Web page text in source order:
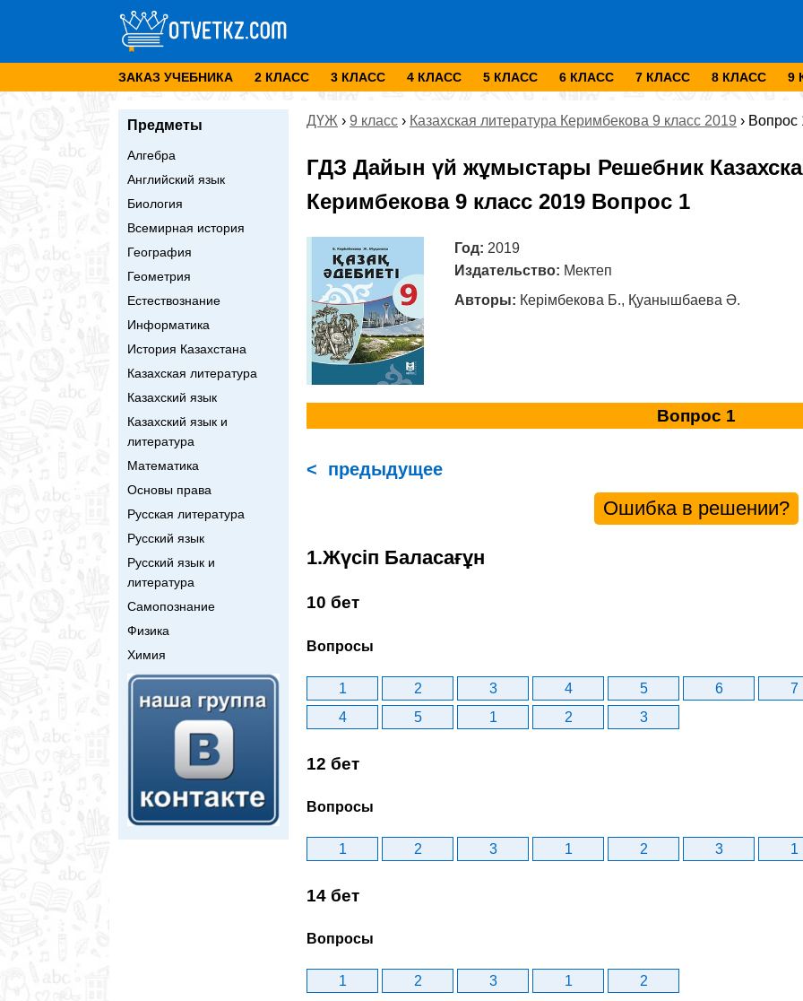
ЗАКАЗ УЧЕБНИКА 2 КЛАСС 3 КЛАСС 4 КЛАСС 5 КЛАСС 6 КЛАСС 7 КЛАСС 8 КЛАСС 9
Предметы
Алгебра
Английский язык
Биология
Всемирная история
География
Геометрия
Естествознание
Информатика
История Казахстана
Казахская литература
Казахский язык
Казахский язык и
литература
Математика
Основы права
Русская литература
Русский язык
Русский язык и
литература
Самопознание
Физика
Химия
ДҮЖ › 9 класс › Казахская литература Керимбекова 9 класс 2019 › Вопрос
ГДЗ Дайын үй жұмыстары Решебник
Керимбекова 9 класс 2019 Вопрос 1
Год: 2019
Издательство: Мектеп
Авторы: Керімбекова Б., Қуанышбаева Ә.
Вопрос 1
< предыдущее
Ошибка в решении?
1.Жүсіп Баласағұн
10 бет
Вопросы
1 2 3 4 5 6
7
4
5 1 2 3
12 бет
Вопросы
1 2 3 1 2 3 1
14 бет
Вопросы
1 2 3 1 2